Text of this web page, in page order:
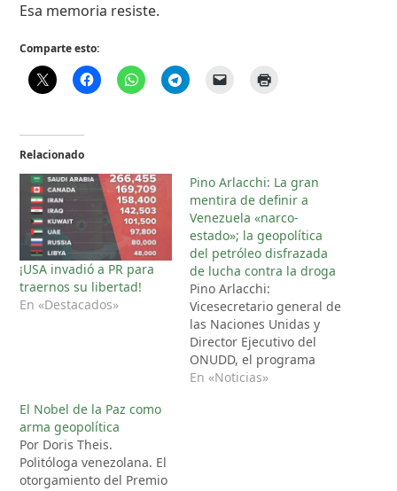
Esa memoria resiste.
Comparte esto:
Relacionado
¡USA invadió a PR para
traernos su libertad!
En «Destacados»
Pino Arlacchi: La gran
mentira de definir a
Venezuela «narco-
estado»; la geopolítica
del petróleo disfrazada
de lucha contra la droga
Pino Arlacchi:
Vicesecretario general de
las Naciones Unidas y
Director Ejecutivo del
ONUDD, el programa
antidroga y el delito de
En «Noticias»
El Nobel de la Paz como
arma geopolítica
Por Doris Theis.
Politóloga venezolana. El
otorgamiento del Premio